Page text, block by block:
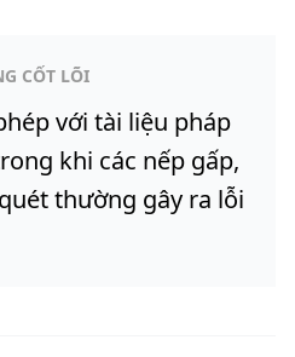
CỐT LÕI
với tài liệu pháp
khi các nếp gấp,
thường gây ra lỗi